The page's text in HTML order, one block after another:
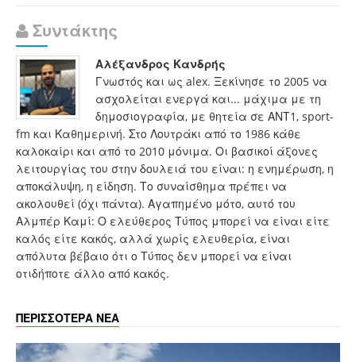
Συντάκτης
Αλέξανδρος Κανδρής
Γνωστός και ως alex. Ξεκίνησε το 2005 να
ασχολείται ενεργά και... μάχιμα με τη
δημοσιογραφία, με θητεία σε ΑΝΤ1, sport-
fm και Καθημερινή. Στο Λουτράκι από το 1986 κάθε
καλοκαίρι και από το 2010 μόνιμα. Οι βασικοί άξονες
λειτουργίας του στην δουλειά του είναι: η ενημέρωση, η
αποκάλυψη, η είδηση. Το συναίσθημα πρέπει να
ακολουθεί (όχι πάντα). Αγαπημένο μότο, αυτό του
Αλμπέρ Καμί: Ο ελεύθερος Τύπος μπορεί να είναι είτε
καλός είτε κακός, αλλά χωρίς ελευθερία, είναι
απόλυτα βέβαιο ότι ο Τύπος δεν μπορεί να είναι
οτιδήποτε άλλο από κακός.
ΠΕΡΙΣΣΟΤΕΡΑ ΝΕΑ